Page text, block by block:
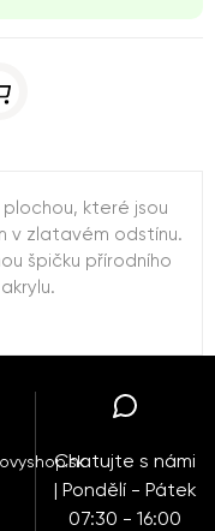
které jsou
v zlatavém odstínu.
špičku přírodního
Chatujte s námi
| Pondělí - Pátek
07:30 - 16:00